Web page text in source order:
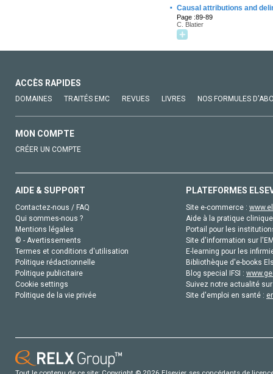
· Causal attributions and
Page :89-89
C. Blatier
ACCÈS RAPIDES
DOMAINES TRAITÉS EMC REVUES LIVRES NOS FORMULES
MON COMPTE
CRÉER UN COMPTE
AIDE & SUPPORT
Contactez-nous / FAQ
Qui sommes-nous ?
Mentions légales
© - Avertissements
Termes et conditions d'utilisation
Politique rédactionnelle
Politique publicitaire
Cookie settings
Politique de la vie privée
PLATEFORMES
Site e-commerce :
Aide à la pratique
Portail pour les
Site d'information sur
E-learning pour les
Bibliothèque d'e-books
Blog special IFSI :
Suivez notre actualité
Site d'emploi en santé :